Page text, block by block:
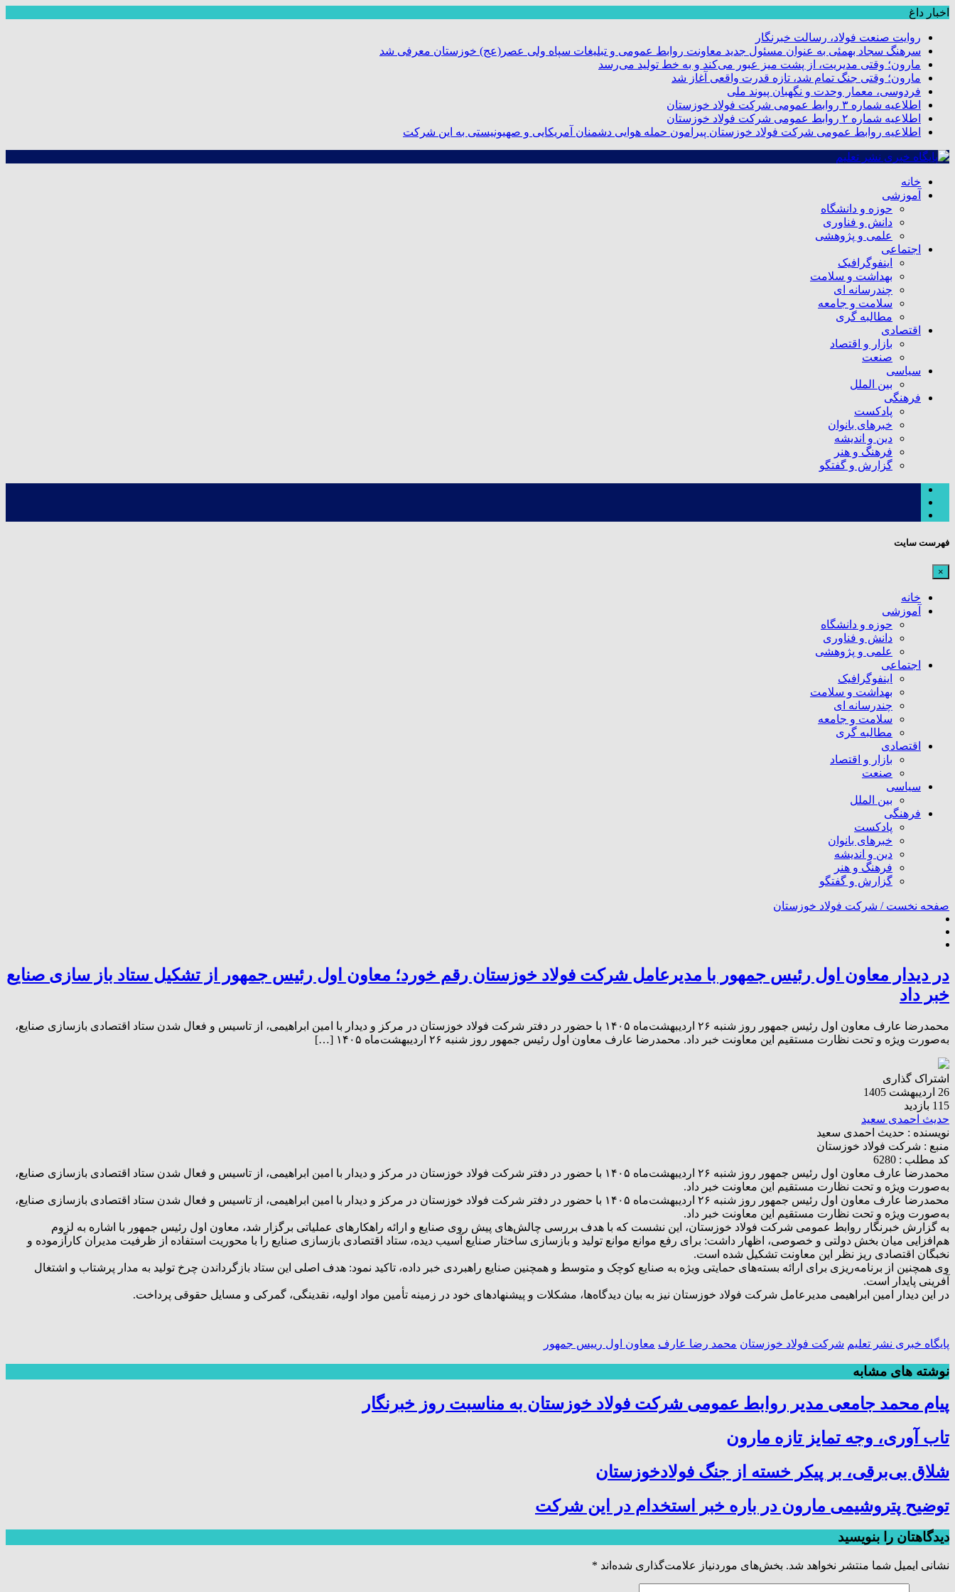
اخبار داغ
روایت صنعت فولاد،‌ رسالت خبرنگار
سرهنگ سجاد بهمئی به عنوان مسئول جدید معاونت روابط عمومی و تبلیغات سپاه ولی عصر(عج) خوزستان معرفی شد
مارون؛ وقتی مدیریت، از پشت میز عبور می‌کند و به خط تولید می‌رسد
مارون؛ وقتی جنگ تمام شد، تازه قدرت واقعی آغاز شد
فردوسی، معمار وحدت و نگهبان پیوند ملی
اطلاعیه شماره ۳ روابط عمومی شرکت فولاد خوزستان
اطلاعیه شماره ۲ روابط عمومی شرکت فولاد خوزستان
اطلاعیه روابط عمومی شرکت فولاد خوزستان پیرامون حمله هوایی دشمنان آمریکایی و صهیونیستی به این شرکت
خانه
آموزشی
حوزه و دانشگاه
دانش و فناوری
علمی و پژوهشی
اجتماعی
اینفوگرافیک
بهداشت و سلامت
چندرسانه ای
سلامت و جامعه
مطالبه گری
اقتصادی
بازار و اقتصاد
صنعت
سیاسی
بین الملل
فرهنگی
پادکست
خبرهای بانوان
دین و اندیشه
فرهنگ و هنر
گزارش و گفتگو
فهرست سایت
×
خانه
آموزشی
حوزه و دانشگاه
دانش و فناوری
علمی و پژوهشی
اجتماعی
اینفوگرافیک
بهداشت و سلامت
چندرسانه ای
سلامت و جامعه
مطالبه گری
اقتصادی
بازار و اقتصاد
صنعت
سیاسی
بین الملل
فرهنگی
پادکست
خبرهای بانوان
دین و اندیشه
فرهنگ و هنر
گزارش و گفتگو
صفحه نخست / شرکت فولاد خوزستان
در دیدار معاون اول رئیس جمهور با مدیرعامل شرکت فولاد خوزستان رقم خورد؛ معاون اول رئیس جمهور از تشکیل ستاد باز سازی صنایع
خبر داد
محمدرضا عارف معاون اول رئیس جمهور روز شنبه ۲۶ اردیبهشت‌ماه ۱۴۰۵ با حضور در دفتر شرکت فولاد خوزستان در مرکز و دیدار با امین ابراهیمی، از تاسیس و فعال شدن ستاد اقتصادی بازسازی صنایع،
به‌صورت ویژه و تحت نظارت مستقیم این معاونت خبر داد. محمدرضا عارف معاون اول رئیس جمهور روز شنبه ۲۶ اردیبهشت‌ماه ۱۴۰۵ […]
اشتراک گذاری
26 اردیبهشت 1405
115 بازدید
حدیث احمدی سعید
نویسنده : حدیث احمدی سعید
منبع : شرکت فولاد خوزستان
کد مطلب : 6280
محمدرضا عارف معاون اول رئیس جمهور روز شنبه ۲۶ اردیبهشت‌ماه ۱۴۰۵ با حضور در دفتر شرکت فولاد خوزستان در مرکز و دیدار با امین ابراهیمی، از تاسیس و فعال شدن ستاد اقتصادی بازسازی صنایع،
به‌صورت ویژه و تحت نظارت مستقیم این معاونت خبر داد.
محمدرضا عارف معاون اول رئیس جمهور روز شنبه ۲۶ اردیبهشت‌ماه ۱۴۰۵ با حضور در دفتر شرکت فولاد خوزستان در مرکز و دیدار با امین ابراهیمی، از تاسیس و فعال شدن ستاد اقتصادی بازسازی صنایع،
به‌صورت ویژه و تحت نظارت مستقیم این معاونت خبر داد.
به گزارش خبرنگار روابط عمومی شرکت فولاد خوزستان، این نشست که با هدف بررسی چالش‌های پیش روی صنایع و ارائه راهکارهای عملیاتی برگزار شد، معاون اول رئیس جمهور با اشاره به لزوم
هم‌افزایی میان بخش دولتی و خصوصی، اظهار داشت: برای رفع موانع موانع تولید و بازسازی ساختار صنایع آسیب دیده، ستاد اقتصادی بازسازی صنایع را با محوریت استفاده از ظرفیت مدیران کارآزموده و
نخبگان اقتصادی ریز نظر این معاونت تشکیل شده است.
وی همچنین از برنامه‌ریزی برای ارائه بسته‌های حمایتی ویژه به صنایع کوچک و متوسط و همچنین صنایع راهبردی خبر داده، تاکید نمود: هدف اصلی این ستاد بازگرداندن چرخ تولید به مدار پرشتاب و اشتغال
آفرینی پایدار است.
در این دیدار امین ابراهیمی مدیرعامل شرکت فولاد خوزستان نیز به بیان دیدگاه‌ها، مشکلات و پیشنهادهای خود در زمینه تأمین مواد اولیه، نقدینگی، گمرکی و مسایل حقوقی پرداخت.
پايگاه خبری نشر تعلیم شرکت فولاد خوزستان محمد رضا عارف معاون اول رییس جمهور
نوشته های مشابه
پیام محمد جامعی مدیر روابط عمومی شرکت فولاد خوزستان به مناسبت روز خبرنگار
تاب آوری، وجه تمایز تازه مارون
شلاق‌ بی‌برقی، بر پیکر خسته‌ از جنگ فولادخوزستان
توضیح پتروشیمی مارون در باره خبر استخدام در این شرکت
دیدگاهتان را بنویسید
نشانی ایمیل شما منتشر نخواهد شد. بخش‌های موردنیاز علامت‌گذاری شده‌اند *